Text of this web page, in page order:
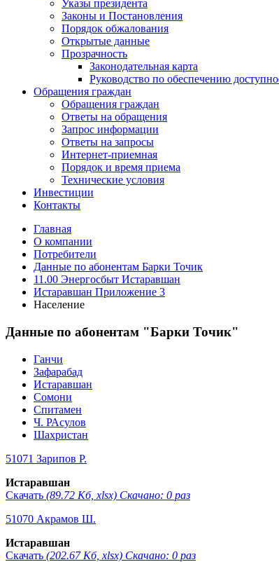
Указы президента
Законы и Постановления
Порядок обжалования
Открытые данные
Прозрачность
Законодательная карта
Руководство по обеспечению
Обращения граждан
Обращения граждан
Ответы на обращения
Запрос информации
Ответы на запросы
Интернет-приемная
Порядок и время приема
Технические условия
Инвестиции
Контакты
Главная
О компании
Потребители
Данные по абонентам Барки Точик
11.00 Энергосбыт Истаравшан
Истаравшан Приложение 3
Население
Данные по абонентам "Барки Точик"
Ганчи
Зафарабад
Истаравшан
Сомони
Спитамен
Ч. РАсулов
Шахристан
51071 Зарипов Р.
Истаравшан
Скачать (89.72 Кб, xlsx) Скачано: 0 раз
51070 Акрамов Ш.
Истаравшан
Скачать (202.67 Кб, xlsx) Скачано: 0 раз